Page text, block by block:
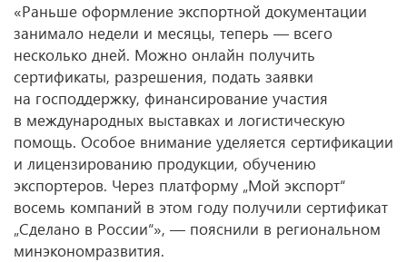
«Раньше оформление экспортной документации
занимало недели и месяцы, теперь — всего
несколько дней. Можно онлайн получить
сертификаты, разрешения, подать заявки
на господдержку, финансирование участия
в международных выставках и логистическую
помощь. Особое внимание уделяется сертификации
и лицензированию продукции, обучению
экспортеров. Через платформу „Мой экспорт“
восемь компаний в этом году получили сертификат
„Сделано в России“», — пояснили в региональном
минэкономразвития.